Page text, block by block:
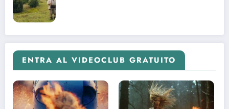
ENTRA AL VIDEOCLUB GRATUITO